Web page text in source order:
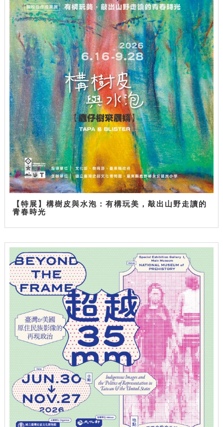
【特展】構樹皮與水泡：有構玩美，敲出山野走讀的
青春時光